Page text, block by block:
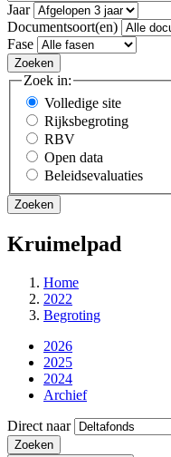
Jaar
Documentsoort(en)
Fase
Zoek in:
Volledige site
Rijksbegroting
RBV
Open data
Beleidsevaluaties
Kruimelpad
Home
2022
Begroting
2026
2025
2024
Archief
Direct naar